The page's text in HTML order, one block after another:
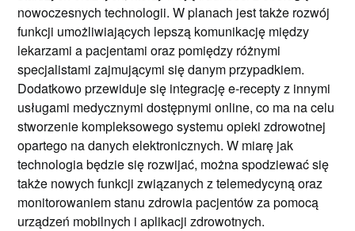
nowoczesnych technologii. W planach jest także rozwój
funkcji umożliwiających lepszą komunikację między
lekarzami a pacjentami oraz pomiędzy różnymi
specjalistami zajmującymi się danym przypadkiem.
Dodatkowo przewiduje się integrację e-recepty z innymi
usługami medycznymi dostępnymi online, co ma na celu
stworzenie kompleksowego systemu opieki zdrowotnej
opartego na danych elektronicznych. W miarę jak
technologia będzie się rozwijać, można spodziewać się
także nowych funkcji związanych z telemedycyną oraz
monitorowaniem stanu zdrowia pacjentów za pomocą
urządzeń mobilnych i aplikacji zdrowotnych.